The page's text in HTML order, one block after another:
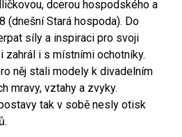
dcerou hospodského a
(dnešní Stará hospoda). Do
síly a inspiraci pro svoji
zahrál i s místními ochotníky.
něj stali modely k divadelním
mravy, vztahy a zvyky.
tak v sobě nesly otisk